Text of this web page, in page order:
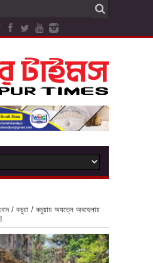
/ কচুয়া / কচুয়ায় অযত্নে অবহেলায়